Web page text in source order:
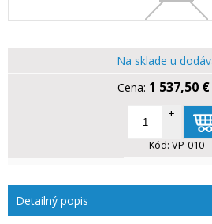
Na sklade u
1 537,50 €
+
-
Kód: VP-010
Detailný popis